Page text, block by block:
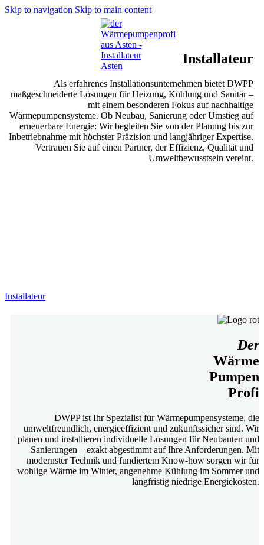
Skip to navigation Skip to main content
Installateur
Als erfahrenes Installationsunternehmen bietet DWPP
maßgeschneiderte Lösungen für Heizung, Kühlung und Sanitär –
mit einem besonderen Fokus auf nachhaltige
Wärmepumpensysteme. Ob Neubau, Sanierung oder Umstieg auf
erneuerbare Energie: Wir begleiten Sie von der Planung bis zur
Inbetriebnahme mit höchster Präzision und langjähriger Expertise.
Vertrauen Sie auf einen Partner, der Effizienz, Qualität und
Umweltbewusstsein vereint.
Installateur
Der
Wärme
Pumpen
Profi
DWPP ist Ihr Spezialist für Wärmepumpensysteme, die
umweltfreundlich, energieeffizient und zukunftssicher sind. Wir
planen und installieren individuelle Lösungen für Neubauten und
Sanierungen – exakt abgestimmt auf Ihre Anforderungen. Mit
modernster Technik und fundiertem Know-how sorgen wir für
wohlige Wärme im Winter, angenehme Kühlung im Sommer und
langfristig niedrige Energiekosten.